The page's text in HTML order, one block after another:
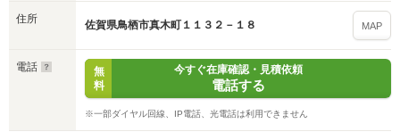
住所 佐賀県鳥栖市真木町１１３２－１８ MAP
電話
無
料
今すぐ在庫確認・見積依頼
電話する
※一部ダイヤル回線、IP電話、光電話は利用できません
入力途中の情報を保存しますか？
※次回問い合わせをする際に自動入力されます